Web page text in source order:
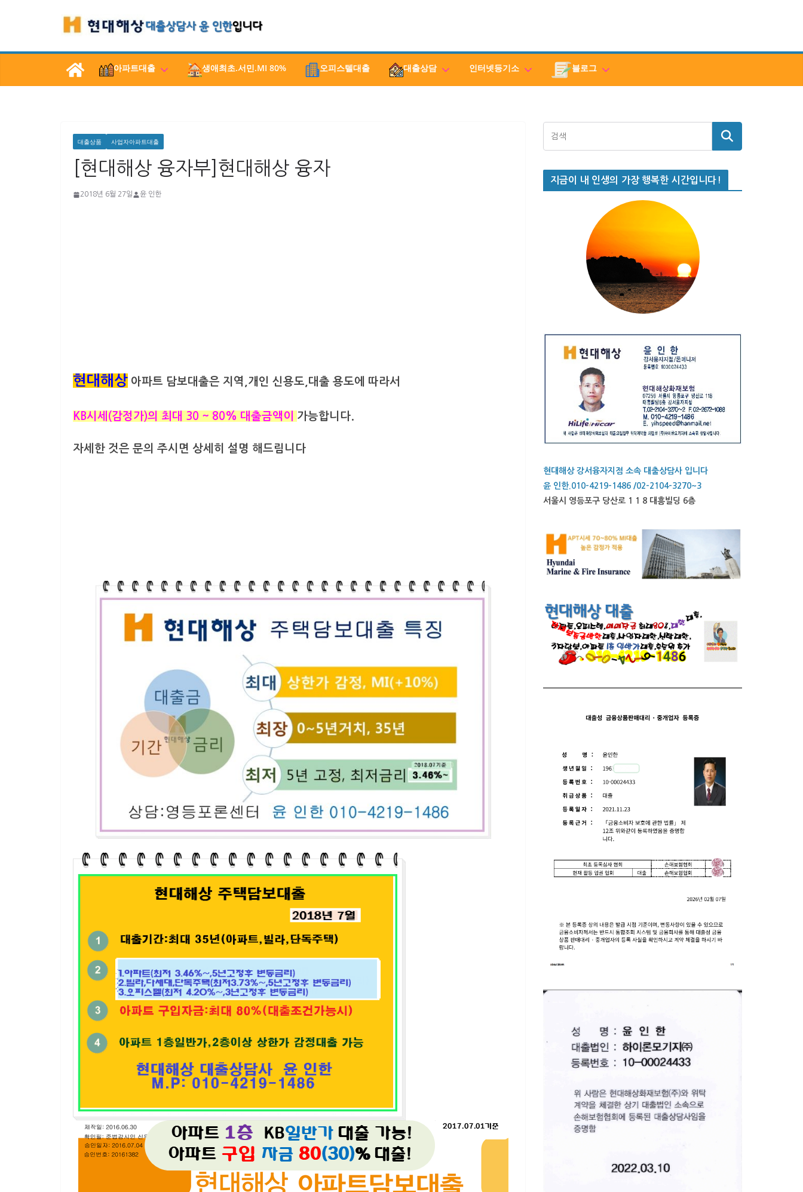
로
아파트대출 생애최초.서민.MI 80% 오피스텔대출 대출상담 인터넷등기소 블로그
대출상품 사업자아파트대출
[현대해상 융자부]현대해상 융자
2018년 6월 27일 윤 인한
현대해상 아파트 담보대출은 지역,개인 신용도,대출 용도에 따라서
KB시세(감정가)의 최대 30 ~ 80% 대출금액이 가능합니다.
자세한 것은 문의 주시면 상세히 설명 해드림니다
지금이 내 인생의 가장 행복한 시간입니다!
현대해상 강서융자지점 소속 대출상담사 입니다
윤 인한.010-4219-1486 /02-2104-3270~3
서울시 영등포구 당산로 1 1 8 대흥빌딩 6층